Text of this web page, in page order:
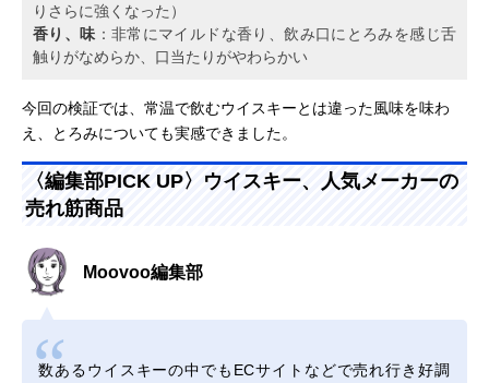
りさらに強くなった）
香り、味 ：非常にマイルドな香り、飲み口にとろみを感じ舌
触りがなめらか、口当たりがやわらかい
今回の検証では、常温で飲むウイスキーとは違った風味を味わ
え、とろみについても実感できました。
〈編集部PICK UP〉ウイスキー、人気メーカーの
売れ筋商品
Moovoo編集部
数あるウイスキーの中でもECサイトなどで売れ行き好調